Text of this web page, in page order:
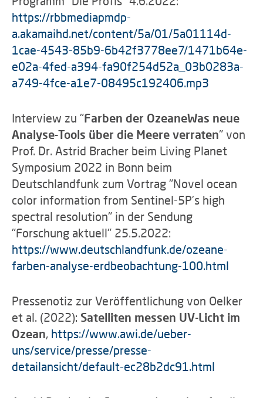
https://rbbmediapmdp-
a.akamaihd.net/content/5a/01/5a01114d-
1cae-4543-85b9-6b42f3778ee7/1471b64e-
e02a-4fed-a394-fa90f254d52a_03b0283a-
a749-4fce-a1e7-08495c192406.mp3
Interview zu "Farben der OzeaneWas neue
Analyse-Tools über die Meere verraten" von
Prof. Dr. Astrid Bracher beim Living Planet
Symposium 2022 in Bonn beim
Deutschlandfunk zum Vortrag "Novel ocean
color information from Sentinel-5P’s high
spectral resolution" in der Sendung
"Forschung aktuell" 25.5.2022:
https://www.deutschlandfunk.de/ozeane-
farben-analyse-erdbeobachtung-100.html
Pressenotiz zur Veröffentlichung von Oelker
et al. (2022): Satelliten messen UV-Licht im
Ozean, https://www.awi.de/ueber-
uns/service/presse/presse-
detailansicht/default-ec28b2dc91.html